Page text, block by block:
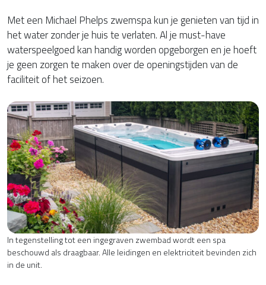
Met een Michael Phelps zwemspa kun je genieten van tijd in
het water zonder je huis te verlaten. Al je must-have
waterspeelgoed kan handig worden opgeborgen en je hoeft
je geen zorgen te maken over de openingstijden van de
faciliteit of het seizoen.
In tegenstelling tot een ingegraven zwembad wordt een spa
beschouwd als draagbaar. Alle leidingen en elektriciteit bevinden zich
in de unit.